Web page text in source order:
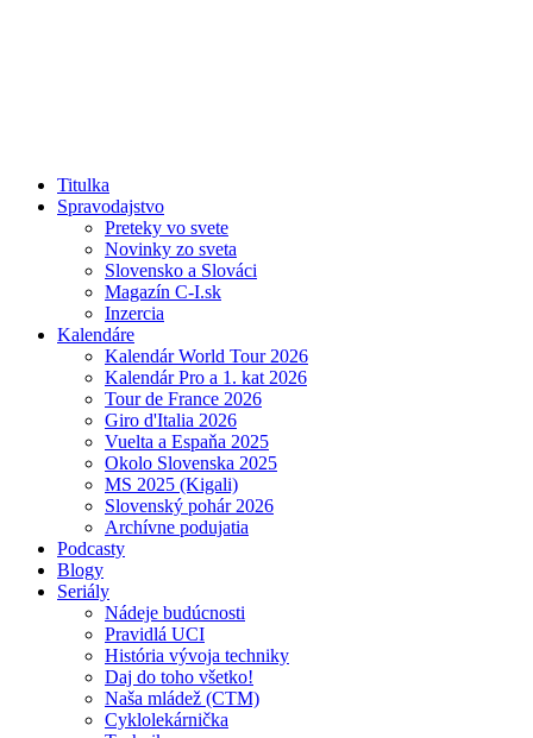
Titulka
Spravodajstvo
Preteky vo svete
Novinky zo sveta
Slovensko a Slováci
Magazín C-I.sk
Inzercia
Kalendáre
Kalendár World Tour 2026
Kalendár Pro a 1. kat 2026
Tour de France 2026
Giro d'Italia 2026
Vuelta a Espaňa 2025
Okolo Slovenska 2025
MS 2025 (Kigali)
Slovenský pohár 2026
Archívne podujatia
Podcasty
Blogy
Seriály
Nádeje budúcnosti
Pravidlá UCI
História vývoja techniky
Daj do toho všetko!
Naša mládež (CTM)
Cyklolekárnička